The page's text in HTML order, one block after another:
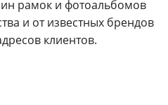
рамок и фотоальбомов
и от известных брендов
клиентов.